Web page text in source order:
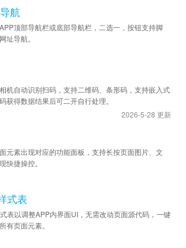
航
顶部导航栏或底部导航栏，二选一，按钮支持脚
址导航。
机自动识别扫码，支持二维码、条形码，支持嵌入式
获得数据结果后可二开自行处理。
2026-5-28 更新
元素出现对应的功能面板，支持长按页面图片、文
快捷操控。
式表
表以调整APP内界面UI，无需改动页面源代码，一键
有页面元素。